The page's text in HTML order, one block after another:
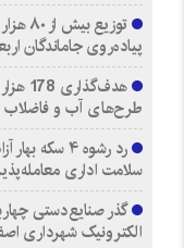
پیاده‌روی جاماندگان
طرح‌های آب و فاضلاب
رد رشوه ۴
سلامت اداری
گذر صنایع‌دستی
الکترونیک شهرداری